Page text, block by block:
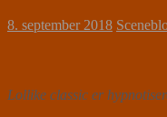
8. september 2018
Lollike classic er